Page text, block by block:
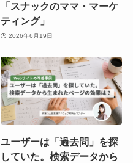
「スナックのママ・マーケ
ティング」
2026年6月19日
ユーザーは「過去問」を探
していた。検索データから